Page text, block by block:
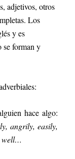
adjetivos, otros
Los
y es
se forman y
hace algo:
angrily, easily,
well…